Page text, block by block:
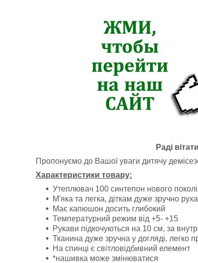
Раді
Пропонуємо до Вашої уваги дитячу
Характеристики товару:
Утеплювач 100 синтепон нового
М'яка та легка, діткам дуже зручно
Має капюшон досить глибокий
Температурний режим від +5- +15
Рукави підкочуються на 10 см, за
Тканина дуже зручна у догляді, легко
На спинці є світловідбивний елемент
*нашивка може змінюватися